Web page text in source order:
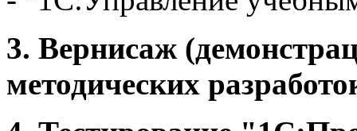
3. Вернисаж
методических